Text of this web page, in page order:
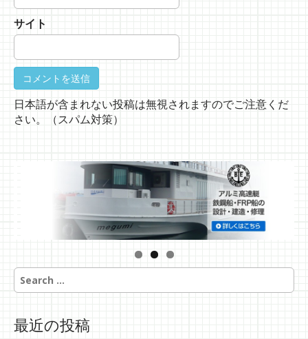
サイト
日本語が含まれない投稿は無視されますのでご注意くだ
さい。（スパム対策）
S
c
最近の投稿